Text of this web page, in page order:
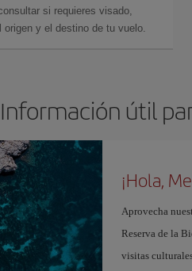
si requieres visado,
origen y el destino de tu vuelo.
Información útil
¡Hola,
Aprovecha
Reserva de la
visitas